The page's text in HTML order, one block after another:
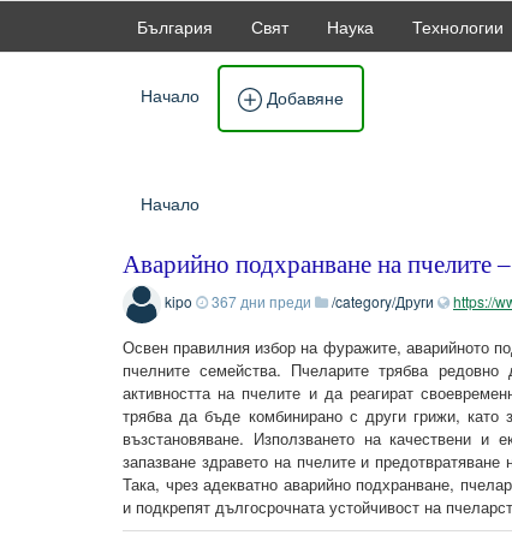
България Свят Наука Технологии
Начало Добавяне
Начало
Аварийно подхранване на пчелите
kipo 367 дни преди /category/Други https://
Освен правилния избор на фуражите, аварийното
пчелните семейства. Пчеларите трябва
активността на пчелите и да реагират
трябва да бъде комбинирано с други грижи,
възстановяване. Използването на качествени
запазване здравето на пчелите и
Така, чрез адекватно аварийно подхранване,
и подкрепят дългосрочната устойчивост на